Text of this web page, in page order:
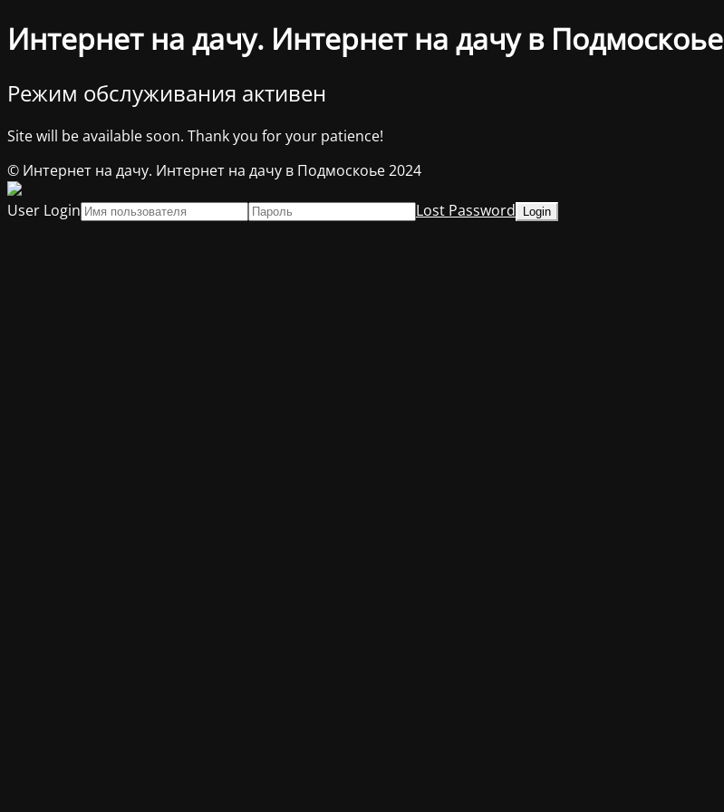
Интернет на дачу. Интернет на дачу в Подмоскоье
Режим обслуживания активен
Site will be available soon. Thank you for your patience!
© Интернет на дачу. Интернет на дачу в Подмоскоье 2024
User Login
Lost Password